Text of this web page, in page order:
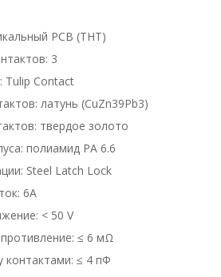
PCB (THT)
3
Tulip Contact
латунь (CuZn39Pb3)
твердое золото
полиамид PA 6.6
Steel Latch Lock
6A
< 50 V
≤ 6 мΩ
контактами: ≤ 4 пФ